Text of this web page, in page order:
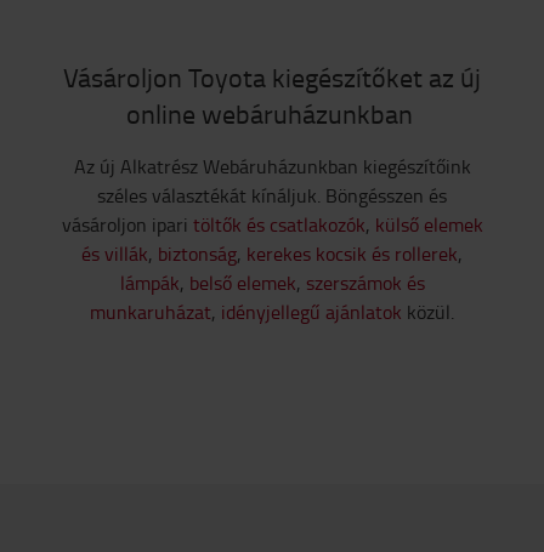
Vásároljon Toyota kiegészítőket az új
online webáruházunkban
Az új Alkatrész Webáruházunkban kiegészítőink
széles választékát kínáljuk. Böngésszen és
vásároljon ipari töltők és csatlakozók, külső elemek
és villák, biztonság, kerekes kocsik és rollerek,
lámpák, belső elemek, szerszámok és
munkaruházat, idényjellegű ajánlatok közül.